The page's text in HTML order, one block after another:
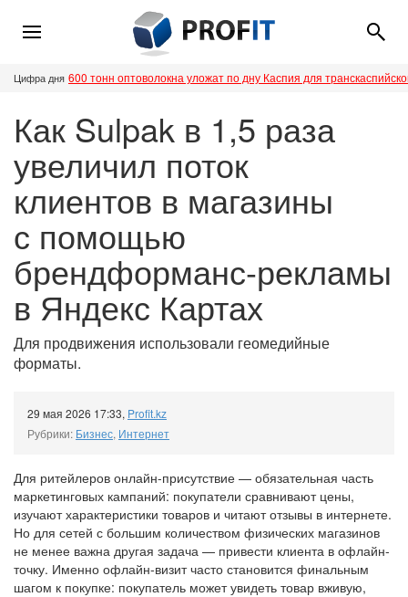
Цифра дня 600 тонн оптоволокна уложат по дну Каспия для
Как Sulpak в 1,5 раза
увеличил поток
клиентов в магазины
с помощью
брендформанс-рекламы
в Яндекс Картах
Для продвижения использовали геомедийные
форматы.
29 мая 2026 17:33, Profit.kz
Рубрики: Бизнес, Интернет
Для ритейлеров онлайн-присутствие — обязательная часть
маркетинговых кампаний: покупатели сравнивают цены,
изучают характеристики товаров и читают отзывы в интернете.
Но для сетей с большим количеством физических магазинов
не менее важна другая задача — привести клиента в офлайн-
точку. Именно офлайн-визит часто становится финальным
шагом к покупке: покупатель может увидеть товар вживую,